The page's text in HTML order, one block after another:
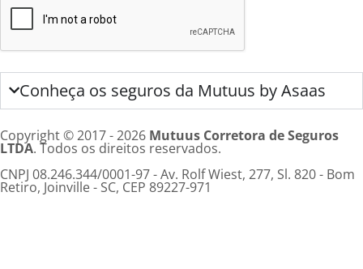
Conheça os seguros da Mutuus by Asaas
Copyright © 2017 - 2026 Mutuus Corretora de Seguros
LTDA. Todos os direitos reservados.
CNPJ 08.246.344/0001-97 - Av. Rolf Wiest, 277, Sl. 820 - Bom
Retiro, Joinville - SC, CEP 89227-971